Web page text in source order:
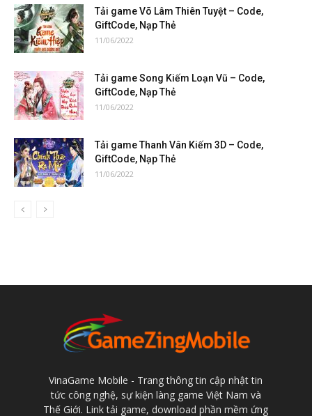
Tải game Võ Lâm Thiên Tuyệt – Code,
GiftCode, Nạp Thẻ
11/06/2022
Tải game Song Kiếm Loạn Vũ – Code,
GiftCode, Nạp Thẻ
11/06/2022
Tải game Thanh Vân Kiếm 3D – Code,
GiftCode, Nạp Thẻ
11/06/2022
VinaGame Mobile - Trang thông tin cập nhật tin
tức công nghệ, sự kiện làng game Việt Nam và
Thế Giới. Link tải game, download phần mềm ứng